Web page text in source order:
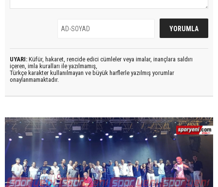
UYARI: Küfür, hakaret, rencide edici cümleler veya imalar, inançlara saldırı
içeren, imla kuralları ile yazılmamış,
Türkçe karakter kullanılmayan ve büyük harflerle yazılmış yorumlar
onaylanmamaktadır.